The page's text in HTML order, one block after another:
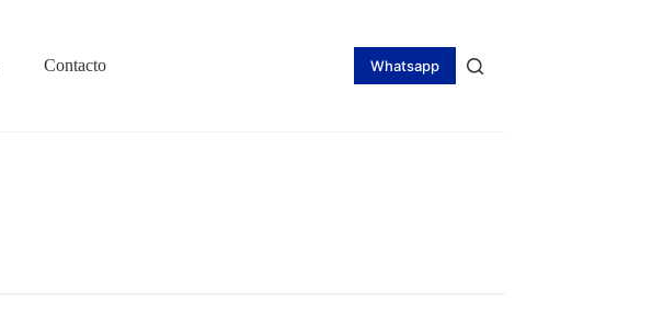
Contacto Whatsapp